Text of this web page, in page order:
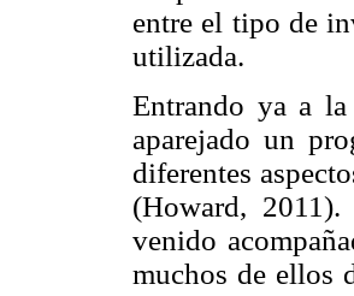
entre el tipo de
utilizada.
Entrando ya a
aparejado un
diferentes
(Howard,
venido
muchos de ellos